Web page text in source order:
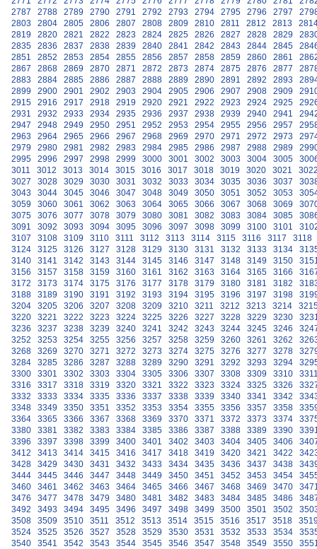
2787
2788 2789 2790 2791 2792 2793 2794 2795 2796 2797
2803
2804 2805 2806 2807 2808 2809 2810 2811 2812 2813
2819
2820 2821 2822 2823 2824 2825 2826 2827 2828 2829
2835
2836 2837 2838 2839 2840 2841 2842 2843 2844 2845
2851
2852 2853 2854 2855 2856 2857 2858 2859 2860 2861
2867
2868 2869 2870 2871 2872 2873 2874 2875 2876 2877
2883
2884 2885 2886 2887 2888 2889 2890 2891 2892 2893
2899
2900 2901 2902 2903 2904 2905 2906 2907 2908 2909
2915
2916 2917 2918 2919 2920 2921 2922 2923 2924 2925
2931
2932 2933 2934 2935 2936 2937 2938 2939 2940 2941
2947
2948 2949 2950 2951 2952 2953 2954 2955 2956 2957
2963
2964 2965 2966 2967 2968 2969 2970 2971 2972 2973
2979
2980 2981 2982 2983 2984 2985 2986 2987 2988 2989
2995
2996 2997 2998 2999 3000 3001 3002 3003 3004 3005
3011
3012 3013 3014 3015 3016 3017 3018 3019 3020 3021
3027
3028 3029 3030 3031 3032 3033 3034 3035 3036 3037
3043
3044 3045 3046 3047 3048 3049 3050 3051 3052 3053
3059
3060 3061 3062 3063 3064 3065 3066 3067 3068 3069
3075
3076 3077 3078 3079 3080 3081 3082 3083 3084 3085
3091
3092 3093 3094 3095 3096 3097 3098 3099 3100 3101
3107
3108 3109 3110 3111 3112 3113 3114 3115 3116 3117
3118
3124
3125 3126 3127 3128 3129 3130 3131 3132 3133 3134
3140
3141 3142 3143 3144 3145 3146 3147 3148 3149 3150
3156
3157 3158 3159 3160 3161 3162 3163 3164 3165 3166
3172
3173 3174 3175 3176 3177 3178 3179 3180 3181 3182
3188
3189 3190 3191 3192 3193 3194 3195 3196 3197 3198
3204
3205 3206 3207 3208 3209 3210 3211 3212 3213 3214
3220
3221 3222 3223 3224 3225 3226 3227 3228 3229 3230
3236
3237 3238 3239 3240 3241 3242 3243 3244 3245 3246
3252
3253 3254 3255 3256 3257 3258 3259 3260 3261 3262
3268
3269 3270 3271 3272 3273 3274 3275 3276 3277 3278
3284
3285 3286 3287 3288 3289 3290 3291 3292 3293 3294
3300
3301 3302 3303 3304 3305 3306 3307 3308 3309 3310
3316
3317 3318 3319 3320 3321 3322 3323 3324 3325 3326
3332
3333 3334 3335 3336 3337 3338 3339 3340 3341 3342
3348
3349 3350 3351 3352 3353 3354 3355 3356 3357 3358
3364
3365 3366 3367 3368 3369 3370 3371 3372 3373 3374
3380
3381 3382 3383 3384 3385 3386 3387 3388 3389 3390
3396
3397 3398 3399 3400 3401 3402 3403 3404 3405 3406
3412
3413 3414 3415 3416 3417 3418 3419 3420 3421 3422
3428
3429 3430 3431 3432 3433 3434 3435 3436 3437 3438
3444
3445 3446 3447 3448 3449 3450 3451 3452 3453 3454
3460
3461 3462 3463 3464 3465 3466 3467 3468 3469 3470
3476
3477 3478 3479 3480 3481 3482 3483 3484 3485 3486
3492
3493 3494 3495 3496 3497 3498 3499 3500 3501 3502
3508
3509 3510 3511 3512 3513 3514 3515 3516 3517 3518
3524
3525 3526 3527 3528 3529 3530 3531 3532 3533 3534
3540
3541 3542 3543 3544 3545 3546 3547 3548 3549 3550